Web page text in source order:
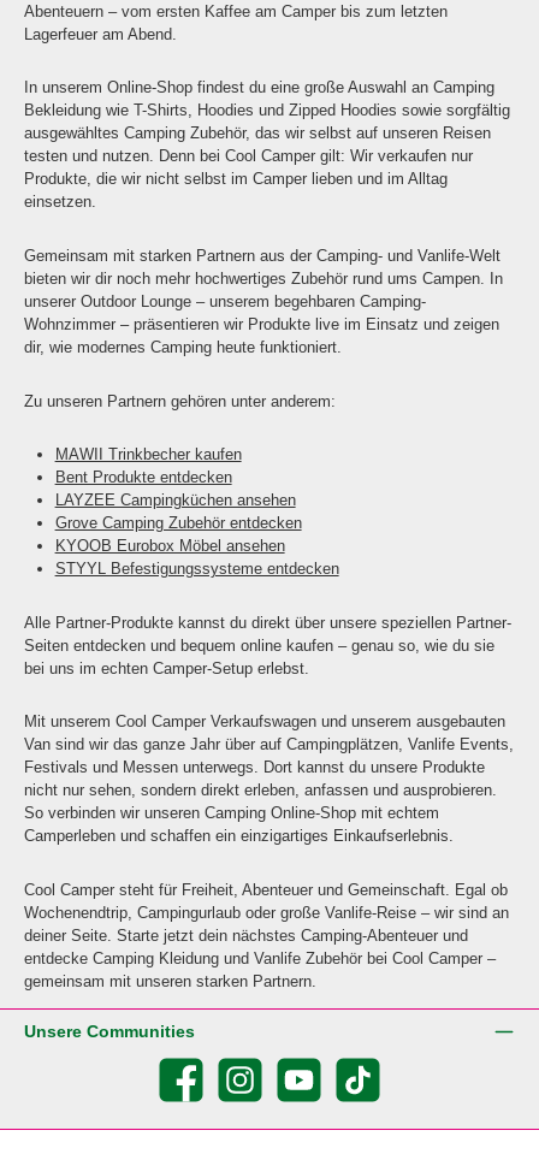
Abenteuern – vom ersten Kaffee am Camper bis zum letzten
Lagerfeuer am Abend.
In unserem Online-Shop findest du eine große Auswahl an Camping
Bekleidung wie T-Shirts, Hoodies und Zipped Hoodies sowie sorgfältig
ausgewähltes Camping Zubehör, das wir selbst auf unseren Reisen
testen und nutzen. Denn bei Cool Camper gilt: Wir verkaufen nur
Produkte, die wir nicht selbst im Camper lieben und im Alltag
einsetzen.
Gemeinsam mit starken Partnern aus der Camping- und Vanlife-Welt
bieten wir dir noch mehr hochwertiges Zubehör rund ums Campen. In
unserer Outdoor Lounge – unserem begehbaren Camping-
Wohnzimmer – präsentieren wir Produkte live im Einsatz und zeigen
dir, wie modernes Camping heute funktioniert.
Zu unseren Partnern gehören unter anderem:
MAWII Trinkbecher kaufen
Bent Produkte entdecken
LAYZEE Campingküchen ansehen
Grove Camping Zubehör entdecken
KYOOB Eurobox Möbel ansehen
STYYL Befestigungssysteme entdecken
Alle Partner-Produkte kannst du direkt über unsere speziellen Partner-
Seiten entdecken und bequem online kaufen – genau so, wie du sie
bei uns im echten Camper-Setup erlebst.
Mit unserem Cool Camper Verkaufswagen und unserem ausgebauten
Van sind wir das ganze Jahr über auf Campingplätzen, Vanlife Events,
Festivals und Messen unterwegs. Dort kannst du unsere Produkte
nicht nur sehen, sondern direkt erleben, anfassen und ausprobieren.
So verbinden wir unseren Camping Online-Shop mit echtem
Camperleben und schaffen ein einzigartiges Einkaufserlebnis.
Cool Camper steht für Freiheit, Abenteuer und Gemeinschaft. Egal ob
Wochenendtrip, Campingurlaub oder große Vanlife-Reise – wir sind an
deiner Seite. Starte jetzt dein nächstes Camping-Abenteuer und
entdecke Camping Kleidung und Vanlife Zubehör bei Cool Camper –
gemeinsam mit unseren starken Partnern.
Unsere Communities
Facebook Instagram YouTube TikTok